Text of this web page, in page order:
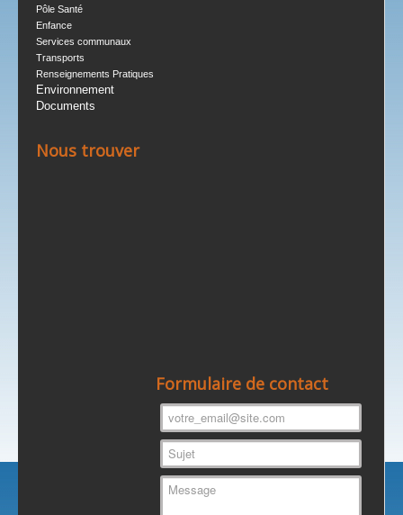
Pôle Santé
Enfance
Services communaux
Transports
Renseignements Pratiques
Environnement
Documents
Nous trouver
Formulaire de contact